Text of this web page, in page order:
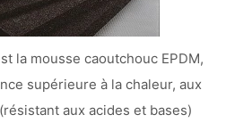
la mousse caoutchouc EPDM,
supérieure à la chaleur, aux
aux acides et bases)